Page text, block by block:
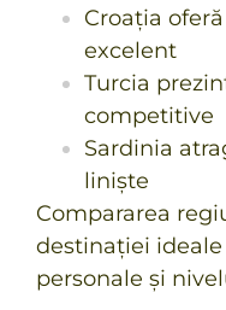
Croația
excelent
Turcia
competitive
Sardinia
liniște
Compararea
destinației
personale și